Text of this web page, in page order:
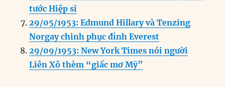
tước Hiệp sĩ
29/05/1953: Edmund Hillary và Tenzing
Norgay chinh phục đỉnh Everest
29/09/1953: New York Times nói người
Liên Xô thèm “giấc mơ Mỹ”